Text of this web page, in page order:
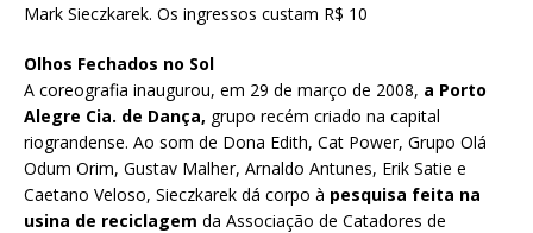
Mark Sieczkarek. Os ingressos custam R$ 10
Olhos Fechados no Sol
A coreografia inaugurou, em 29 de março de 2008, a Porto
Alegre Cia. de Dança, grupo recém criado na capital
riograndense. Ao som de Dona Edith, Cat Power, Grupo Olá
Odum Orim, Gustav Malher, Arnaldo Antunes, Erik Satie e
Caetano Veloso, Sieczkarek dá corpo à pesquisa feita na
usina de reciclagem da Associação de Catadores de